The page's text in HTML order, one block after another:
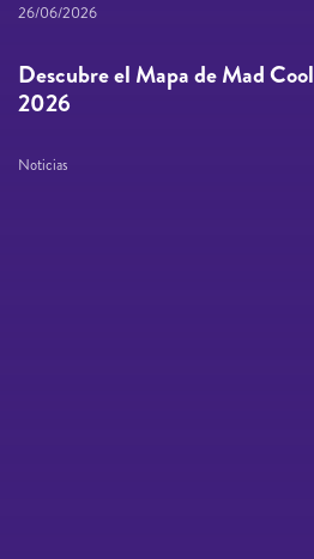
26/06/2026
Descubre el Mapa de Mad Cool
2026
Noticias